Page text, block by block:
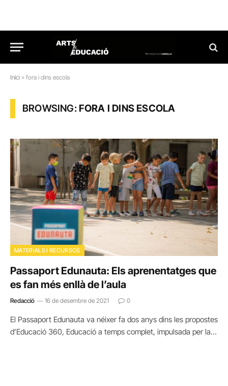
Inici » fora i dins escola
BROWSING:FORA I DINS ESCOLA
MATERIALS I RECURSOS
Passaport Edunauta: Els aprenentatges que
es fan més enllà de l’aula
Redacció 16 de desembre de 2021 0
El Passaport Edunauta va néixer fa dos anys dins les propostes
d’Educació 360, Educació a temps complet, impulsada per la…